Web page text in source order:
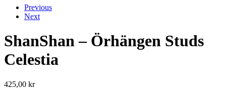
Previous
Next
ShanShan – Örhängen Studs
Celestia
425,00 kr